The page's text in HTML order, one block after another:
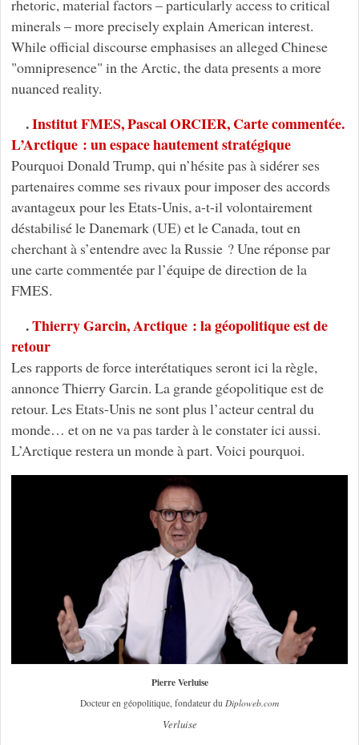
rhetoric, material factors – particularly access to critical
minerals – more precisely explain American interest.
While official discourse emphasises an alleged Chinese
"omnipresence" in the Arctic, the data presents a more
nuanced reality.
.Institut FMES, Pascal ORCIER, Carte commentée.
L’Arctique : un espace hautement stratégique
Pourquoi Donald Trump, qui n’hésite pas à sidérer ses
partenaires comme ses rivaux pour imposer des accords
avantageux pour les Etats-Unis, a-t-il volontairement
déstabilisé le Danemark (UE) et le Canada, tout en
cherchant à s’entendre avec la Russie ? Une réponse par
une carte commentée par l’équipe de direction de la
FMES.
.Thierry Garcin, Arctique : la géopolitique est de
retour
Les rapports de force interétatiques seront ici la règle,
annonce Thierry Garcin. La grande géopolitique est de
retour. Les Etats-Unis ne sont plus l’acteur central du
monde… et on ne va pas tarder à le constater ici aussi.
L’Arctique restera un monde à part. Voici pourquoi.
Pierre Verluise
Docteur en géopolitique, fondateur du Diploweb.com
Verluise